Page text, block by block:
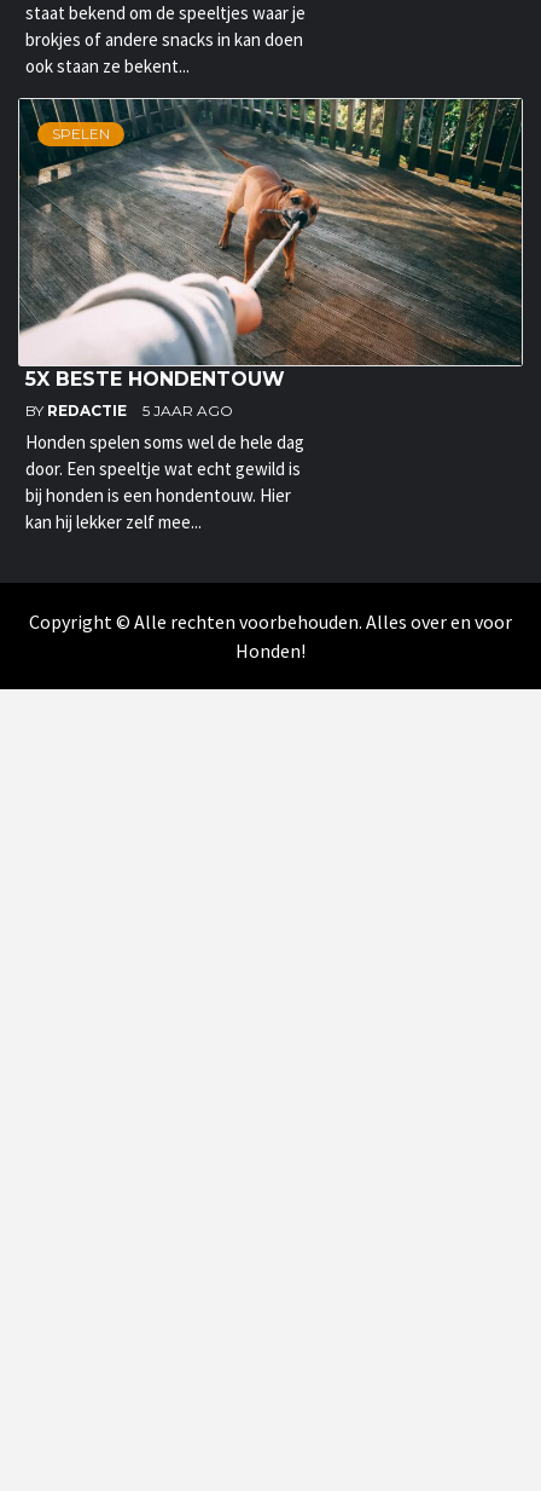
staat bekend om de speeltjes waar je
brokjes of andere snacks in kan doen
ook staan ze bekent...
SPELEN
5X BESTE HONDENTOUW
BY REDACTIE 5 JAAR AGO
Honden spelen soms wel de hele dag
door. Een speeltje wat echt gewild is
bij honden is een hondentouw. Hier
kan hij lekker zelf mee...
Copyright © Alle rechten voorbehouden. Alles over en voor
Honden!